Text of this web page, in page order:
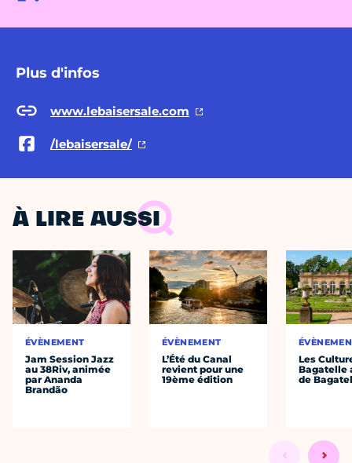
Plus d'infos
www.lebaisersale.com
/lebaisersale/
À LIRE AUSSI
ÉVÈNEMENT
Jam Session Jazz
au 38Riv, animée
par Ananda
Brandão
ÉVÈNEMENT
L’Été du Canal
revient pour une
19ème édition
Les
Bagatelle
de